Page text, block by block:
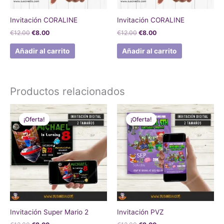
Invitación CORALINE
€12.00 €8.00
Añadir al carrito
Invitación CORALINE
€12.00 €8.00
Añadir al carrito
Productos relacionados
¡Oferta!
¡Oferta!
Invitación Super Mario 2
precio
original
era:
€12.00.
El
precio
actual
es:
€8.00.
¡Oferta!
¡Oferta!
Invitación PVZ
precio
original
era:
€12.00.
El
precio
actual
es:
€8.00.